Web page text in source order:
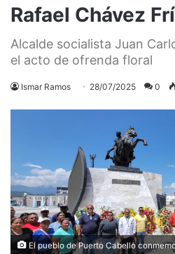
Rafael Chávez
Alcalde socialista Juan
el acto de ofrenda floral
Ismar Ramos 28/07/2025 0
El pueblo de Puerto Cabello